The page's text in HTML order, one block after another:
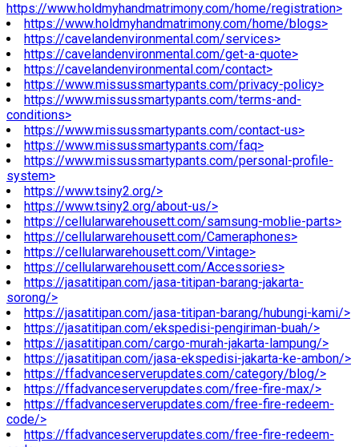
https://www.holdmyhandmatrimony.com/home/registration>
https://www.holdmyhandmatrimony.com/home/blogs>
https://cavelandenvironmental.com/services>
https://cavelandenvironmental.com/get-a-quote>
https://cavelandenvironmental.com/contact>
https://www.missussmartypants.com/privacy-policy>
https://www.missussmartypants.com/terms-and-
conditions>
https://www.missussmartypants.com/contact-us>
https://www.missussmartypants.com/faq>
https://www.missussmartypants.com/personal-profile-
system>
https://www.tsiny2.org/>
https://www.tsiny2.org/about-us/>
https://cellularwarehousett.com/samsung-moblie-parts>
https://cellularwarehousett.com/Cameraphones>
https://cellularwarehousett.com/Vintage>
https://cellularwarehousett.com/Accessories>
https://jasatitipan.com/jasa-titipan-barang-jakarta-
sorong/>
https://jasatitipan.com/jasa-titipan-barang/hubungi-kami/>
https://jasatitipan.com/ekspedisi-pengiriman-buah/>
https://jasatitipan.com/cargo-murah-jakarta-lampung/>
https://jasatitipan.com/jasa-ekspedisi-jakarta-ke-ambon/>
https://ffadvanceserverupdates.com/category/blog/>
https://ffadvanceserverupdates.com/free-fire-max/>
https://ffadvanceserverupdates.com/free-fire-redeem-
code/>
https://ffadvanceserverupdates.com/free-fire-redeem-